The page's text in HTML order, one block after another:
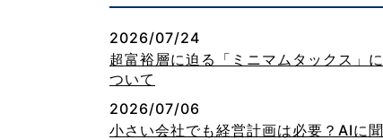
2026/07/24
超富裕層に迫る「ミニマムタックス」に
ついて
2026/07/06
小さい会社でも経営計画は必要？AIに聞